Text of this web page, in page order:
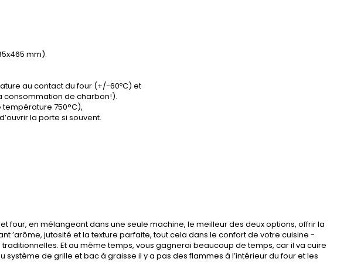
mm).
au contact du four (+/-60ºC) et
consommation de charbon!).
750°C),
la porte si souvent.
en mélangeant dans une seule machine, le meilleur des deux options, offrir la
’arôme, jutosité et la texture parfaite, tout cela dans le confort de votre cuisine -
Et au même temps, vous gagnerai beaucoup de temps, car il va cuire
système de grille et bac à graisse il y a pas des flammes à l’intérieur du four et les